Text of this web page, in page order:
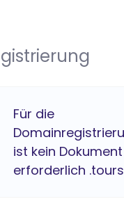
Für die
ist kein Dokument
erforderlich .tours